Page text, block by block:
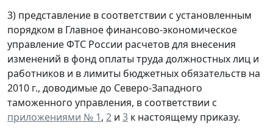
3) представление в соответствии с установленным
порядком в Главное финансово-экономическое
управление ФТС России расчетов для внесения
изменений в фонд оплаты труда должностных лиц и
работников и в лимиты бюджетных обязательств на
2010 г., доводимые до Северо-Западного
таможенного управления, в соответствии с
приложениями № 1, 2 и 3 к настоящему приказу.